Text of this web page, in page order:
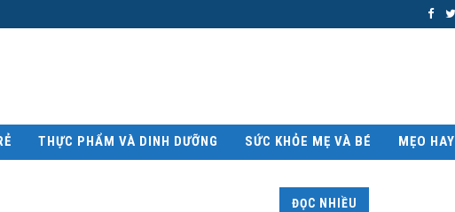
THỰC PHẨM VÀ DINH DƯỠNG SỨC KHỎE MẸ VÀ BÉ MẸO HAY
ĐỌC NHIỀU